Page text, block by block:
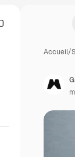
Accueil/